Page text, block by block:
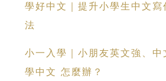
學好中文｜提升小學生中文
法
小一入學｜小朋友英文強、
學中文 怎麼辦？